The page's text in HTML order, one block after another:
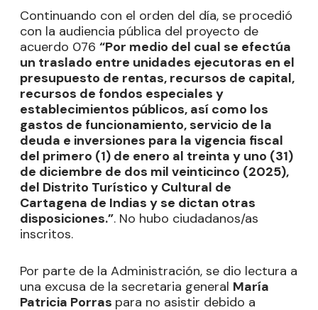
Continuando con el orden del día, se procedió
con la audiencia pública del proyecto de
acuerdo 076 “Por medio del cual se efectúa
un traslado entre unidades ejecutoras en el
presupuesto de rentas, recursos de capital,
recursos de fondos especiales y
establecimientos públicos, así como los
gastos de funcionamiento, servicio de la
deuda e inversiones para la vigencia fiscal
del primero (1) de enero al treinta y uno (31)
de diciembre de dos mil veinticinco (2025),
del Distrito Turístico y Cultural de
Cartagena de Indias y se dictan otras
disposiciones.”. No hubo ciudadanos/as
inscritos.
Por parte de la Administración, se dio lectura a
una excusa de la secretaria general María
Patricia Porras para no asistir debido a